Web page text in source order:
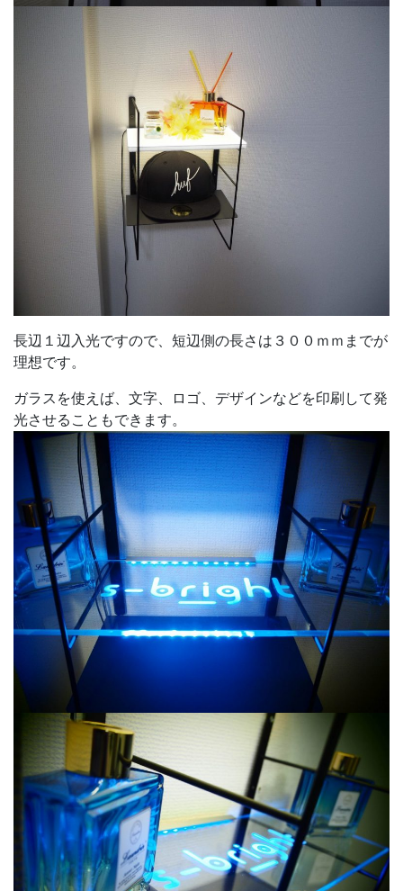
長辺１辺入光ですので、短辺側の長さは３００ｍｍまでが
理想です。
ガラスを使えば、文字、ロゴ、デザインなどを印刷して発
光させることもできます。